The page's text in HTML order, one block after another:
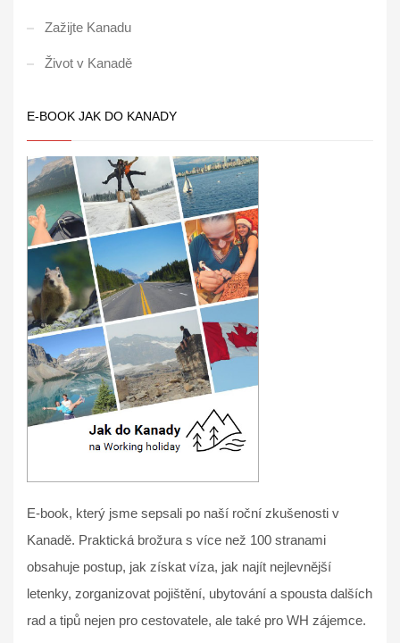
Zažijte Kanadu
Život v Kanadě
E-BOOK JAK DO KANADY
E-book, který jsme sepsali po naší roční zkušenosti v
Kanadě. Praktická brožura s více než 100 stranami
obsahuje postup, jak získat víza, jak najít nejlevnější
letenky, zorganizovat pojištění, ubytování a spousta dalších
rad a tipů nejen pro cestovatele, ale také pro WH zájemce.